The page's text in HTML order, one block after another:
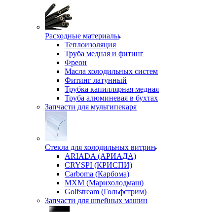
Расходные материалы
Теплоизоляция
Труба медная и фитинг
Фреон
Масла холодильных систем
Фитинг латунный
Трубка капиллярная медная
Труба алюминевая в бухтах
Запчасти для мультипекаря
Стекла для холодильных витрин
ARIADA (АРИАДА)
CRYSPI (КРИСПИ)
Carboma (Карбома)
MXM (Марихолодмаш)
Golfstream (Гольфстрим)
Запчасти для швейных машин